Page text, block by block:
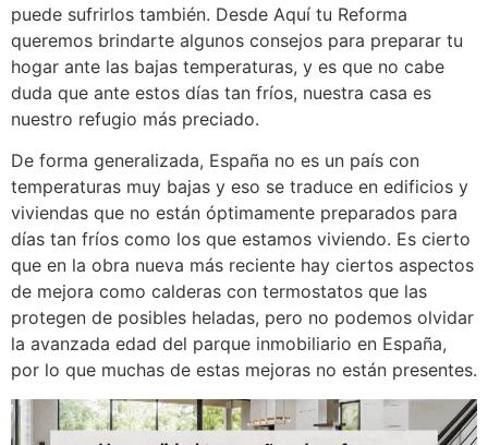
puede sufrirlos también. Desde Aquí tu Reforma
queremos brindarte algunos consejos para preparar tu
hogar ante las bajas temperaturas, y es que no cabe
duda que ante estos días tan fríos, nuestra casa es
nuestro refugio más preciado.
De forma generalizada, España no es un país con
temperaturas muy bajas y eso se traduce en edificios y
viviendas que no están óptimamente preparados para
días tan fríos como los que estamos viviendo. Es cierto
que en la obra nueva más reciente hay ciertos aspectos
de mejora como calderas con termostatos que las
protegen de posibles heladas, pero no podemos olvidar
la avanzada edad del parque inmobiliario en España,
por lo que muchas de estas mejoras no están presentes.